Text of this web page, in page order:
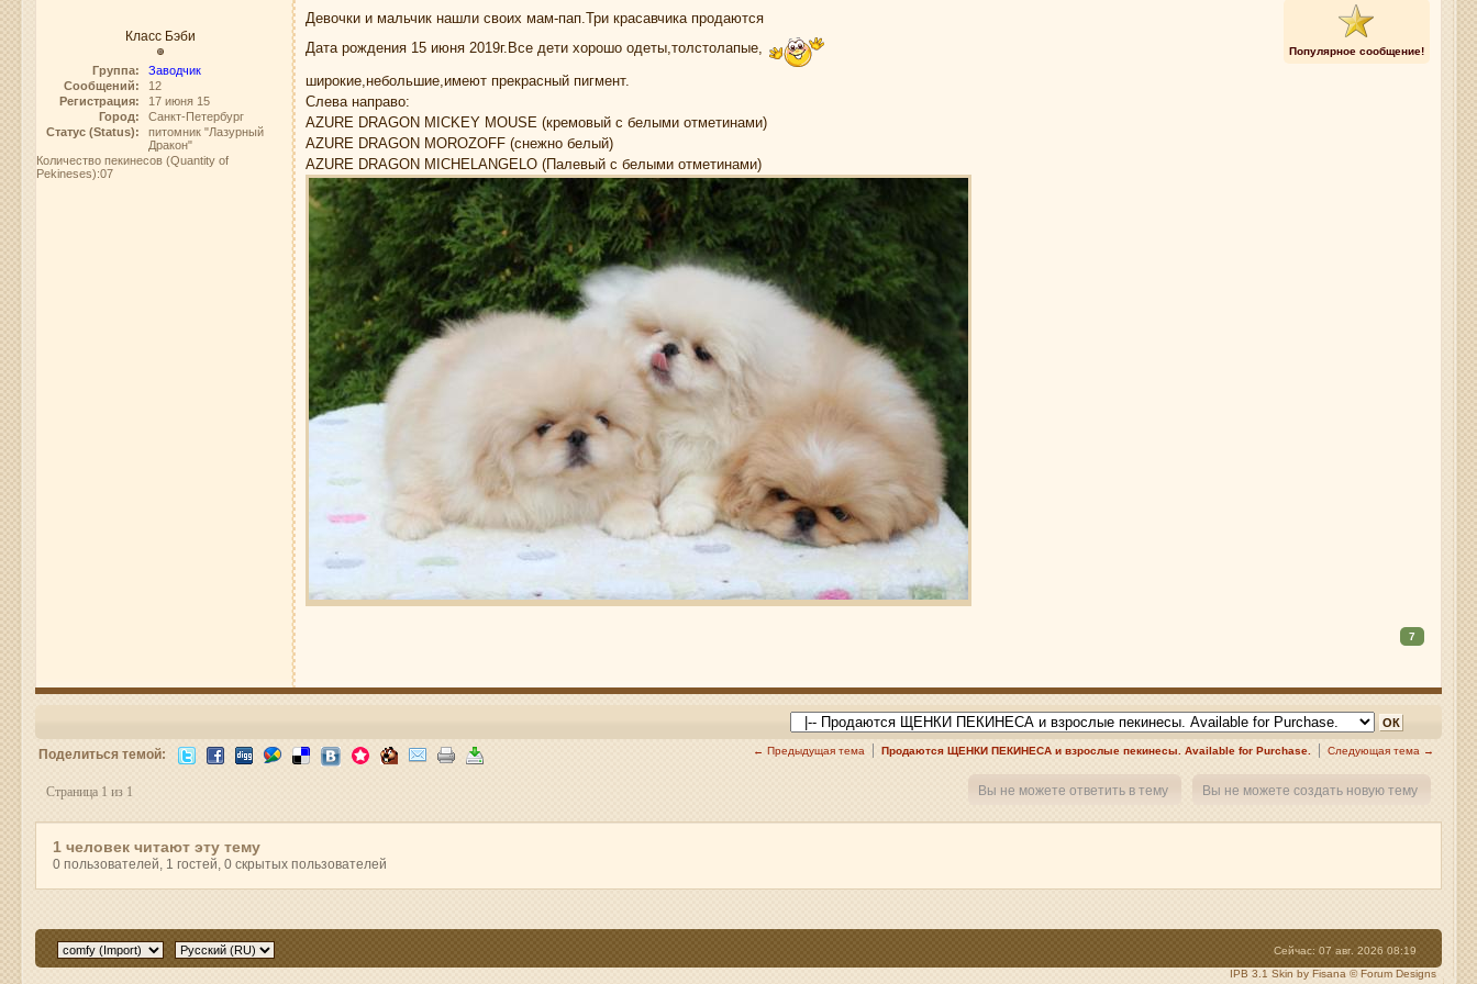
Класс Бэби
Группа:
Заводчик
Сообщений:
12
Регистрация:
17 июня 15
Город:
Санкт-Петербург
Статус (Status):
питомник "Лазурный
Дракон"
Количество пекинесов (Quantity of
Pekineses):07
Популярное сообщение!
Девочки и мальчик нашли своих мам-пап.Три красавчика продаются
Дата рождения 15 июня 2019г.Все дети хорошо одеты,толстолапые,
широкие,небольшие,имеют прекрасный пигмент.
Слева направо:
AZURE DRAGON MICKEY MOUSE (кремовый с белыми отметинами)
AZURE DRAGON MOROZOFF (снежно белый)
AZURE DRAGON MICHELANGELO (Палевый с белыми отметинами)
7
← Предыдущая тема Продаются ЩЕНКИ ПЕКИНЕСА и взрослые пекинесы. Available for Purchase. Следующая тема →
Поделиться темой:
Страница 1 из 1 Вы не можете создать новую тему
Вы не можете ответить в тему
1 человек читают эту тему
0 пользователей, 1 гостей, 0 скрытых пользователей
Сейчас: 07 авг. 2026 08:19
IPB 3.1 Skin by Fisana ©Forum Designs